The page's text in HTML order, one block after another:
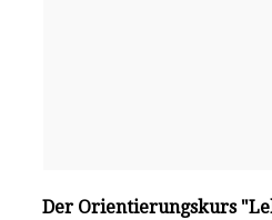
Der Orientierungskurs